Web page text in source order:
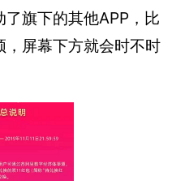
旗下的其他APP，比
屏幕下方就会时不时